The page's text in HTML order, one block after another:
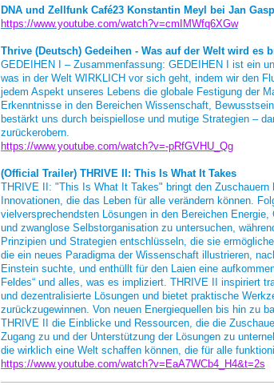
DNA und Zellfunk Café23 Konstantin Meyl bei Jan
https://www.youtube.com/watch?v=cmIMWfq6XGw
Thrive (Deutsch) Gedeihen - Was auf der Welt wird es
GEDEIHEN I – Zusammenfassung: GEDEIHEN I ist ein
was in der Welt WIRKLICH vor sich geht, indem wir den
jedem Aspekt unseres Lebens die globale Festigung der
Erkenntnisse in den Bereichen Wissenschaft,
bestärkt uns durch beispiellose und mutige Strategien –
zurückerobern.
https://www.youtube.com/watch?v=-pRfGVHU_Qg
(Official Trailer) THRIVE II: This Is What It Takes
THRIVE II: "This Is What It Takes" bringt den Zuschauern
Innovationen, die das Leben für alle verändern können.
vielversprechendsten Lösungen in den Bereichen
und zwanglose Selbstorganisation zu untersuchen,
Prinzipien und Strategien entschlüsseln, die sie
die ein neues Paradigma der Wissenschaft illustrieren,
Einstein suchte, und enthüllt für den Laien eine
Feldes“ und alles, was es impliziert. THRIVE II inspiriert
und dezentralisierte Lösungen und bietet praktische
zurückzugewinnen. Von neuen Energiequellen bis hin zu
THRIVE II die Einblicke und Ressourcen, die die
Zugang zu und der Unterstützung der Lösungen zu
die wirklich eine Welt schaffen können, die für alle
https://www.youtube.com/watch?v=EaA7WCb4_H4&t=2s